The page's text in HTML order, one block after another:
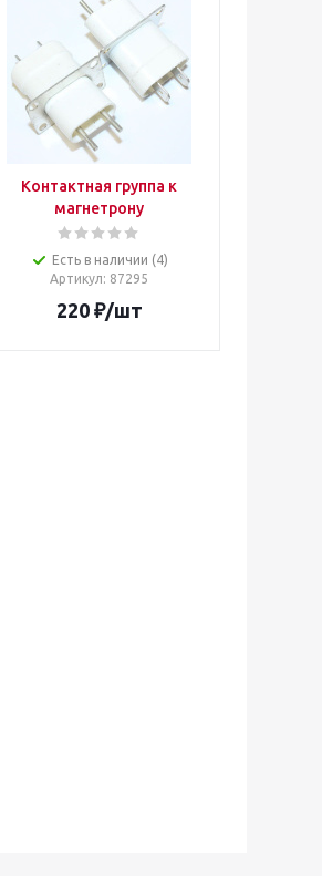
Контактная группа к
магнетрону
Есть в наличии (4)
Артикул: 87295
220₽/шт